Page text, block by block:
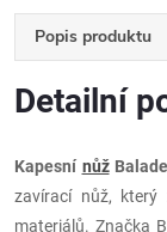
Popis produktu
Detailní
Kapesní nůž
zavírací nůž, který
materiálů. Značka